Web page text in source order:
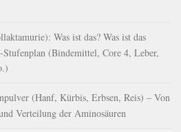
Was ist das? Was ist das
Stufenplan (Bindemittel, Core 4, Leber,
(Hanf, Kürbis, Erbsen, Reis) – Von
Verteilung der Aminosäuren